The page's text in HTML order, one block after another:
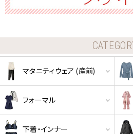
マタニティウェア (産前)
フォーマル
下着・インナー